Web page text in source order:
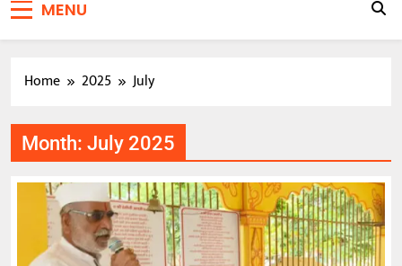
MENU
Home 2025 July
Month: July 2025